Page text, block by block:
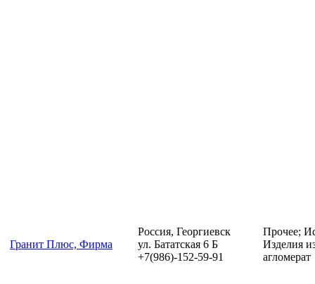
Гранит Плюс, Фирма
Россия, Георгиевск
ул. Бататская 6 Б
+7(986)-152-59-91
Прочее;
Изделия
агломерат